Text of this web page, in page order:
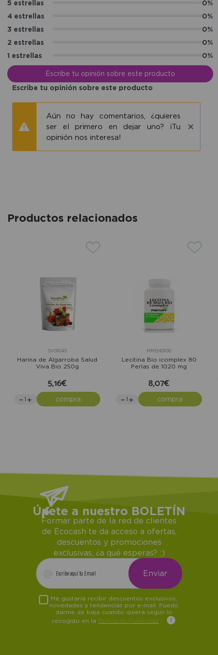
5 estrellas
0%
4 estrellas
0%
3 estrellas
0%
2 estrellas
0%
1 estrellas
0%
Escribe tu opinión sobre este producto
Escribe tu opinión sobre este producto
Aún no hay comentarios, ¿quieres
ser el primero en dejar uno? ¡Tu
opinión nos interesa!
Productos relacionados
SV01045
Harina de Algarroba Salud
Viva Bio 250g
5,16€
compra
MMEN0100
Lecitina Bio icomplex 80
Perlas de 1020 mg
8,07€
compra
Únete a nuestro BOLETÍN
Formar parte de la red de clientes
de Ecocash te da acceso a ofertas,
descuentos y promociones
exclusivas, ¿a qué esperas? ;)
Me gustaría recibir descuentos exclusivos,
novedades y tendencias por e-mail. Puedo
darme de baja cuando quiera según lo
recogido en la Política de Publicidad